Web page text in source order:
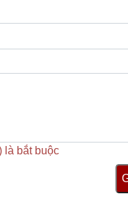
là bắt buộc